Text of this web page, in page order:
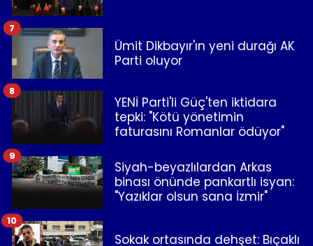
Ümit Dikbayır'ın yeni durağı AK
Parti oluyor
7
YENİ Parti'li Güç'ten iktidara
tepki: "Kötü yönetimin
faturasını Romanlar ödüyor"
8
Siyah-beyazlılardan Arkas
binası önünde pankartlı isyan:
"Yazıklar olsun sana İzmir"
9
Sokak ortasında dehşet: Bıçaklı
10